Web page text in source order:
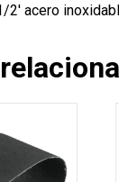
2′ acero